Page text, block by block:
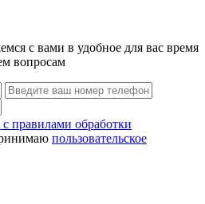
с вами в удобное для вас время
вопросам
с правилами обработки
пользовательское